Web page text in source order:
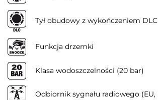
Tył obudowy z wykończeniem DLC
Funkcja drzemki
Klasa wodoszczelności (20 bar)
Odbiornik sygnału radiowego (EU,